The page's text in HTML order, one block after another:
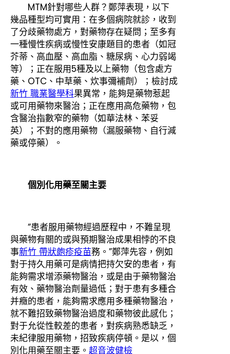
MTM針對哪些人群？鄭萍表現，以下
幾品種型均可實用：在多個病院就診，收到
了分歧藥物處方，對藥物存在疑問；至多有
一種慢性疾病或慢性安康題目的患者（如冠
芥蒂、高血壓、高血脂、糖尿病、心力弱竭
等）；正在服用5種及以上藥物（包含處方
藥、OTC、中草藥、炊事彌補劑）；檢討成
新竹 職業醫學科果異常，能夠是藥物惹起
或可用藥物來醫治；正在應用高危藥物，包
含醫治指數窄的藥物（如華法林、苯妥
英）；不對的應用藥物（漏服藥物、自行減
藥或停藥）。
個別化用藥至關主要
“患者服用藥物經過歷程中，不難呈現
與藥物有關的或與預期醫治成果相悖的不良
事新竹 帶狀皰疹疫苗務。”鄭萍先容，例如
對于持久用藥可是病情把持欠安的患者，有
能夠需求增添藥物醫治，或是由于藥物醫治
有效、藥物醫治劑量過低；對于患有多種合
并癥的患者，能夠需求應用多種藥物醫治，
就不難招致藥物醫治過度和藥物彼此感化；
對于允從性較差的患者，對疾病熟悉缺乏，
未紀律服用藥物，招致疾病停頓。是以，個
別化用藥至關主要。 超音波健檢